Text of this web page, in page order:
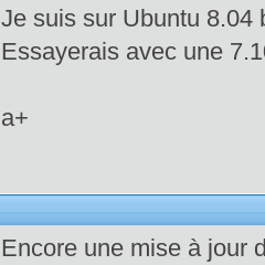
Je suis sur Ubuntu 8.04
Essayerais avec une
a+
Encore une mise à jour